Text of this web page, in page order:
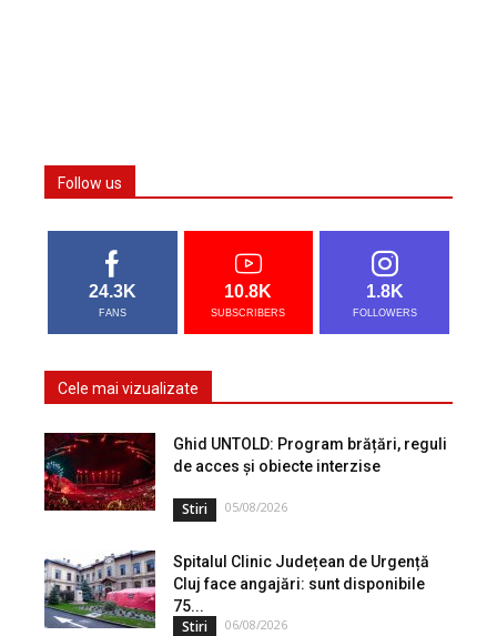
Follow us
24.3K
FANS
10.8K
SUBSCRIBERS
1.8K
FOLLOWERS
Cele mai vizualizate
Ghid UNTOLD: Program brățări, reguli
de acces și obiecte interzise
Stiri 05/08/2026
Spitalul Clinic Județean de Urgență
Cluj face angajări: sunt disponibile
75...
Stiri 06/08/2026